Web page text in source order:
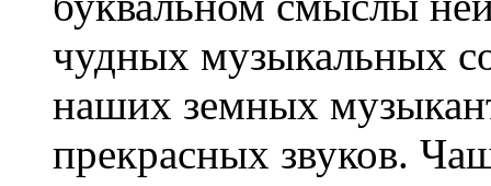
чудных музыкальных
наших земных
прекрасных звуков.